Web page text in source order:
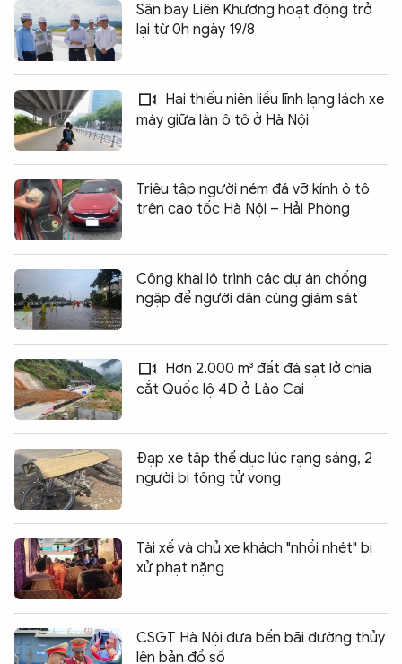
Sân bay Liên Khương hoạt động trở
lại từ 0h ngày 19/8
Hai thiếu niên liều lĩnh lạng lách xe
máy giữa làn ô tô ở Hà Nội
Triệu tập người ném đá vỡ kính ô tô
trên cao tốc Hà Nội – Hải Phòng
Công khai lộ trình các dự án chống
ngập để người dân cùng giám sát
Hơn 2.000 m³ đất đá sạt lở chia
cắt Quốc lộ 4D ở Lào Cai
Đạp xe tập thể dục lúc rạng sáng, 2
người bị tông tử vong
Tài xế và chủ xe khách "nhồi nhét" bị
xử phạt nặng
CSGT Hà Nội đưa bến bãi đường thủy
lên bản đồ số